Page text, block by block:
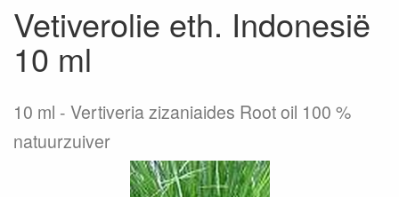
Vetiverolie eth. Indonesië
10 ml
10 ml
Vertiveria zizaniaides Root oil 100 %
natuurzuiver